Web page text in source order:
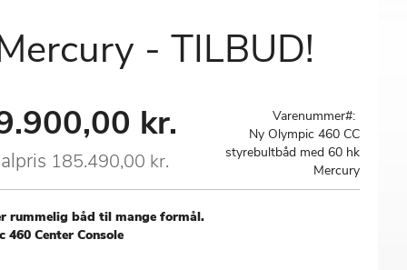
- TILBUD!
kr.
185.490,00 kr.
Varenummer
Ny Olympic 460 CC
styrebultbåd med 60 hk
Mercury
rummelig båd til mange formål.
460 Center Console